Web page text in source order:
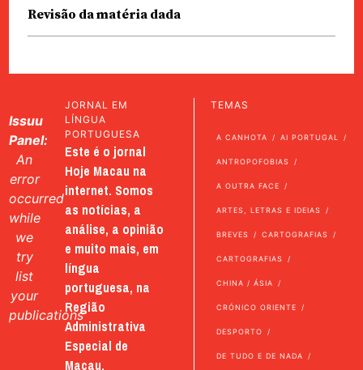
Revisão da matéria dada
Issuu
Panel:
An
error
occurred
while
we
try
list
your
publications
JORNAL EM
LÍNGUA
PORTUGUESA
Este é o jornal
Hoje Macau na
internet. Somos
as notícias, a
análise, a opinião
e muito mais, em
língua
portuguesa, na
Região
Administrativa
Especial de
Macau.
TEMAS
A CANHOTA AI PORTUGAL
ANTROPOFOBIAS
A OUTRA FACE
ARTES, LETRAS E IDEIAS
BREVES CARTOGRAFIAS
CARTOGRAFIAS
CHINA / ÁSIA
CRÓNICO ORIENTE
DESPORTO
DE TUDO E DE NADA